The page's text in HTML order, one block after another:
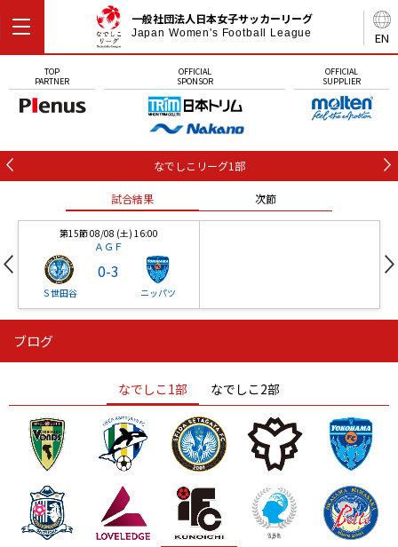
EN
一般社団法人日本女子サッカーリーグ
Japan Women's Football League
TOP
PARTNER
OFFICIAL
SPONSOR
OFFICIAL
SUPPLIER
なでしこリーグ1部
試合結果 次節
第15節 08/08 (土) 16:00
ＡＧＦ
Ｓ世田谷
0-3
ニッパツ
ニッパツ
ニッパツ 名古屋
石人の星
静岡 愛媛Ｌ
ブログ
なでしこ1部 なでしこ2部